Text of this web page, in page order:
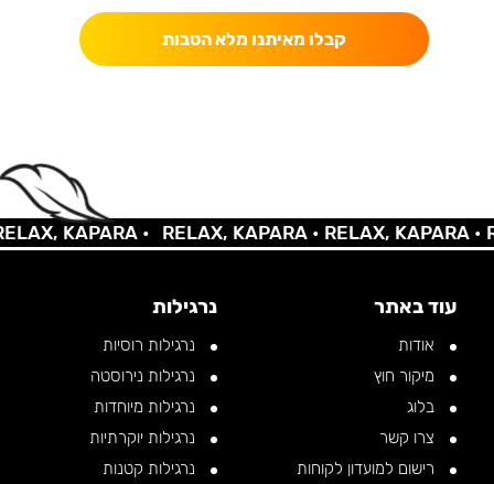
קבלו מאיתנו מלא הטבות
KAPARA • RELAX, KAPARA •RELAX, KAPARA •
עוד באתר
אודות
מיקור חוץ
בלוג
צרו קשר
רישום למועדון לקוחות
נרגילות
נרגילות רוסיות
נרגילות נירוסטה
נרגילות מיוחדות
נרגילות יוקרתיות
נרגילות קטנות